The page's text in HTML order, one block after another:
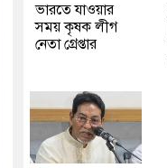
ভারতে যাওয়ার
সময় কৃষক লীগ
নেতা গ্রেপ্তার